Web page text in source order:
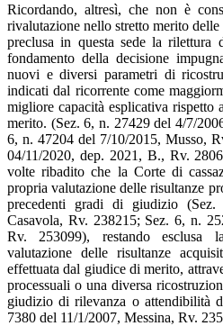
Ricordando, altresì, che non è
rivalutazione nello stretto merito delle
preclusa in questa sede la
fondamento della decisione
nuovi e diversi parametri di
indicati dal ricorrente come
migliore capacità esplicativa rispetto
merito. (Sez. 6, n. 27429 del 4/7/
6, n. 47204 del 7/10/2015, Musso,
04/11/2020, dep. 2021, B., Rv.
volte ribadito che la Corte di
propria valutazione delle risultanze
precedenti gradi di giudizio
Casavola, Rv. 238215; Sez. 6, n.
Rv. 253099), restando esclusa
valutazione delle risultanze
effettuata dal giudice di merito,
processuali o una diversa
giudizio di rilevanza o attendibilità
7380 del 11/1/2007, Messina, Rv.